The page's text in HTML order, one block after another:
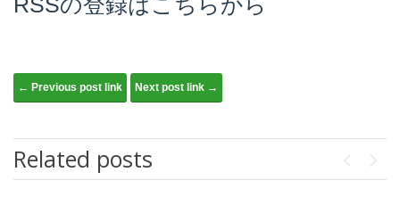
Post navigation
← Previous post link Next post link →
Related posts